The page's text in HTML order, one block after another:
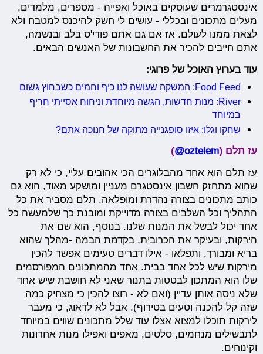
אינסטגרמרים שעוסקים באוכל ואפייה - מספרים, מלמדים,
מעלים מתכונים ובכללי - עושים לי חשק להיכנס למטבח ולא
לצאת ממנו לעולם. אז אם גם אתם פודי'ס בלב ובנשמה,
אתם חייבים להכיר את החשבונות של האנשים הבאים.
עוד בערוץ האוכל של פרוגי:
Food Feed: המשקה שעושה לנו כיף וחמים כשבחוץ גשום
River: מנות חדשות, הגשה מיוחדת וניחוח אסייתי חריף
במיוחד
שחקו וגלו: איזו סופגנייה מתוקה של חנוכה אתם?
עז תלם (oztelem@
)
עז תלם הוא אחד מהבלוגרים הכי אהובים עליי, כי לא רק
שהוא מתחזק חשבון אינסטגרם מעניין ומושקע מאוד, הוא גם
כותב מתכונים בצורה נהדרת ומופלאה. תלם מסביר את כל
התהליך וכל השלבים בצורה מדוייקת ומובנת כך שלמעשה כל
אחד יכול לבשל את המנות שלנו. בנוסף, הוא שם את
הירקות, ובעיקר את הכרובית, בקדמת הבמה -מהלך שהוא
בריא ומבורך, ותפלאו - אילו דברים טעימים אפשר להכין
מירקות שיש לכל אחד בבית. אחד מהמתכונים המפורסמים
שלו הוא המתכון לבטטות בתנור שאני לא חושבת שיש אחד
שלא ניסה אותן עדיין (ואם לא - רוצו להכין כי מצחיק כמה
שזה קל להכנה וטעים בטירוף). אבל לא לדאוג, כי מעבר
לירקות תוכלו למצוא אצלו עוד שלל מתכונים שווים במיוחד
לתבשילים מנחמים, סלטים, מאפים ואפילו מנות אחרונות
וקינוחים.